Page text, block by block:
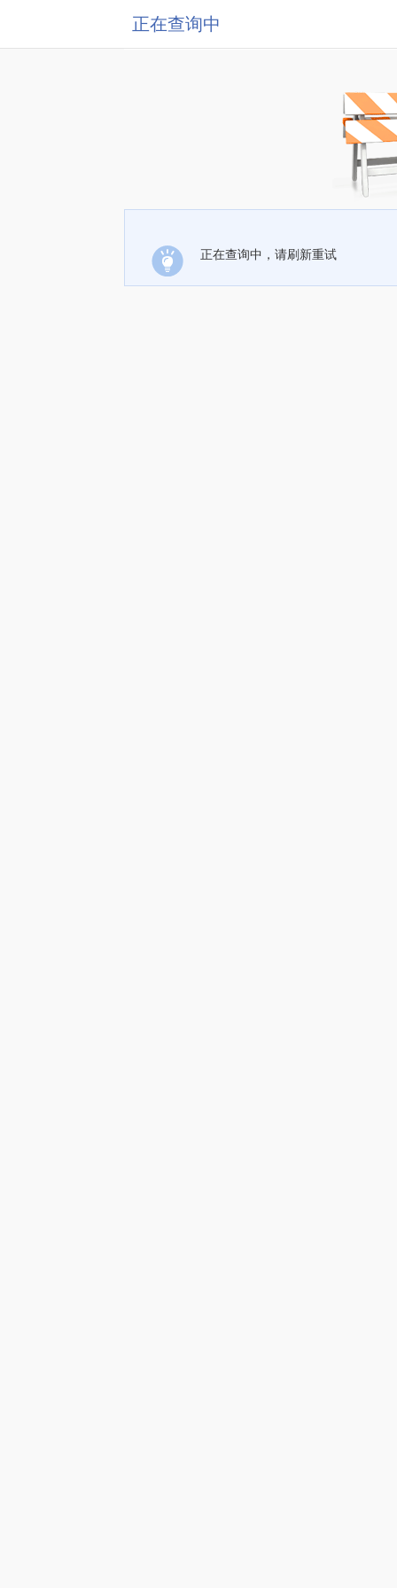
正在查询中
正在查询中，请刷新重试